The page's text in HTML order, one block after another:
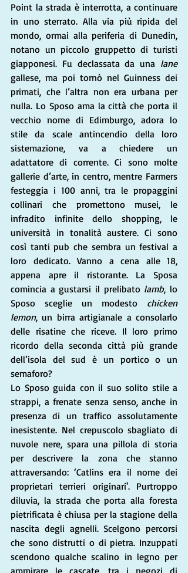
Point la strada è interrotta, a continuare
in uno sterrato. Alla via più ripida del
mondo, ormai alla periferia di Dunedin,
notano un piccolo gruppetto di turisti
giapponesi. Fu declassata da una lane
gallese, ma poi tornò nel Guinness dei
primati, che l’altra non era urbana per
nulla. Lo Sposo ama la città che porta il
vecchio nome di Edimburgo, adora lo
stile da scale antincendio della loro
sistemazione, va a chiedere un
adattatore di corrente. Ci sono molte
gallerie d’arte, in centro, mentre Farmers
festeggia i 100 anni, tra le propaggini
collinari che promettono musei, le
infradito infinite dello shopping, le
università in tonalità austere. Ci sono
così tanti pub che sembra un festival a
loro dedicato. Vanno a cena alle 18,
appena apre il ristorante. La Sposa
comincia a gustarsi il prelibato lamb, lo
Sposo sceglie un modesto chicken
lemon, un birra artigianale a consolarlo
delle risatine che riceve. Il loro primo
ricordo della seconda città più grande
dell’isola del sud è un portico o un
semaforo?
Lo Sposo guida con il suo solito stile a
strappi, a frenate senza senso, anche in
presenza di un traffico assolutamente
inesistente. Nel crepuscolo sbagliato di
nuvole nere, spara una pillola di storia
per descrivere la zona che stanno
attraversando: ‘Catlins era il nome dei
proprietari terrieri originari'. Purtroppo
diluvia, la strada che porta alla foresta
pietrificata è chiusa per la stagione della
nascita degli agnelli. Scelgono percorsi
che sono distrutti o di pietra. Inzuppati
scendono qualche scalino in legno per